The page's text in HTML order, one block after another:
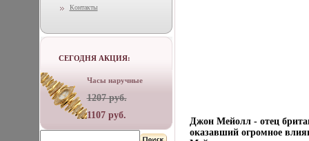
Контакты
СЕГОДНЯ АКЦИЯ:
Часы наручные
1207 руб.
1107 руб.
Джон Мейолл - отец
оказавший огромное